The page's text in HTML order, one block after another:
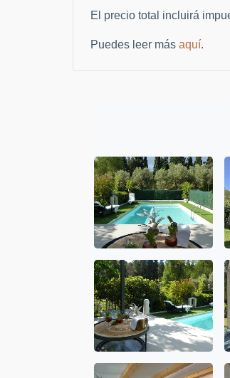
El precio total incluirá
Puedes leer más aquí.